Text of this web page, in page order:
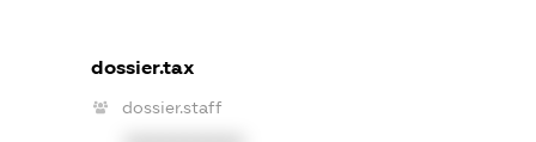
dossier.tax
dossier.staff